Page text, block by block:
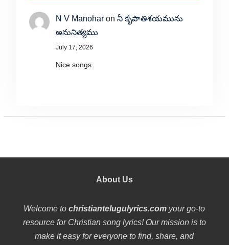
N V Manoharon నీ కృపాతిశయమును
అనునిత్యము
July 17, 2026
Nice songs
About Us
Welcome tochristiantelugulyrics.com your go-to
resource for Christian song lyrics! Our mission is to
make it easy for everyone to find, share, and